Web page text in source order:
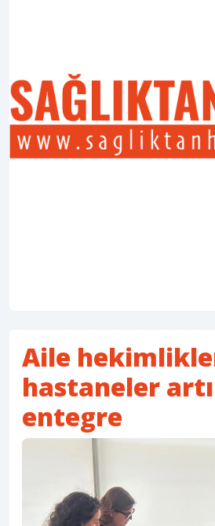
Aile
hastaneler
entegre